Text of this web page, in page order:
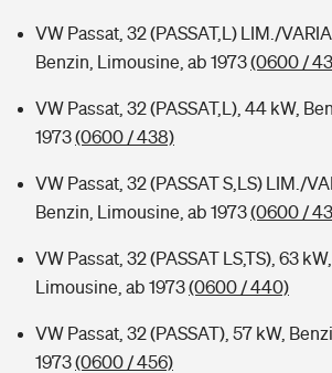
Kinderunfall-Check: Mehr Sicherheit für
Typklassen: So ist Ihr Auto eingestuft
Sie haben Fragen?
VW Passat, 32 (PASSAT,L) LIM./
Benzin, Limousine, ab 1973(0600 /
VW Passat, 32 (PASSAT,L), 44 kW,
1973(0600 / 438)
VW Passat, 32 (PASSAT S,LS) LIM./
Benzin, Limousine, ab 1973(0600 /
VW Passat, 32 (PASSAT LS,TS), 63
Limousine, ab 1973(0600 / 440)
VW Passat, 32 (PASSAT), 57 kW,
1973(0600 / 456)